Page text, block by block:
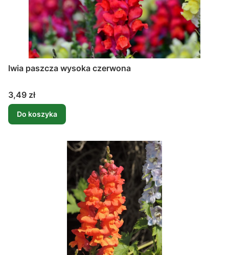
lwia paszcza wysoka czerwona
Cena
3,49 zł
Do koszyka